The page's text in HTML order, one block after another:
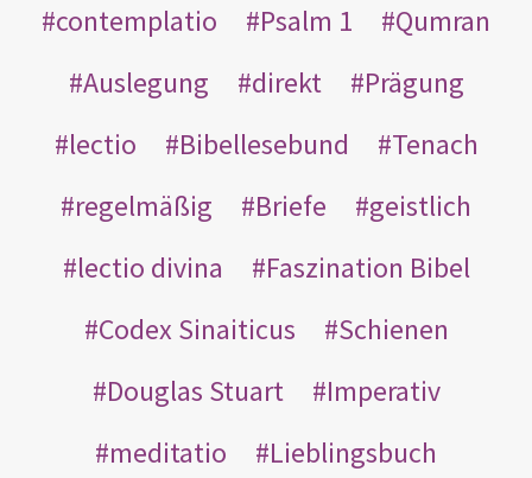
contemplatio
Psalm 1
Qumran
Auslegung
direkt
Prägung
lectio
Bibellesebund
Tenach
regelmäßig
Briefe
geistlich
lectio divina
Faszination Bibel
Codex Sinaiticus
Schienen
Douglas Stuart
Imperativ
meditatio
Lieblingsbuch